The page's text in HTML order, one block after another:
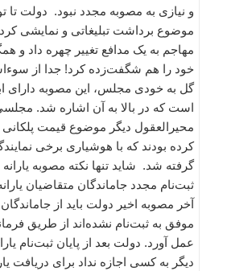
و نیازی به مصوبه مجدد نبود. دولت تا
موضوع برداشت تبلیغاتی و نمایشی کرد
مهاجم به یک مدافع تغییر چهره داد و
خود را هم شگفت‌زده کرد! جدا از
گل به‌ خودی مجلس، این مصوبه دارای
است که در بالا به آن اشاره شد.
محیرالعقول دیگر موضوع قیمت پلکانی
کرده بودند که با هوشیاری برخی
گرفته شد. شاید تنها نکته مصوبه
ثبت‌نام مجدد جاماندگان متقاضیان
آخر مصوبه اخیر دولت باید از
موفق به ثبت‌نام نشده‌اند از طریق
دیگر به کسی اجازه نداد برای دریافت